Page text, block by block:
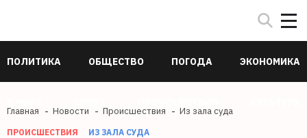
ПОЛИТИКА ОБЩЕСТВО ПОГОДА ЭКОНОМИКА
Главная Новости Происшествия Из зала суда
ПРОИСШЕСТВИЯ ИЗ ЗАЛА СУДА